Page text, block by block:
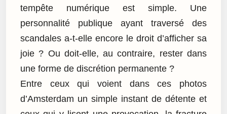
tempête numérique est simple. Une
personnalité publique ayant traversé des
scandales a-t-elle encore le droit d’afficher sa
joie ? Ou doit-elle, au contraire, rester dans
une forme de discrétion permanente ?
Entre ceux qui voient dans ces photos
d’Amsterdam un simple instant de détente et